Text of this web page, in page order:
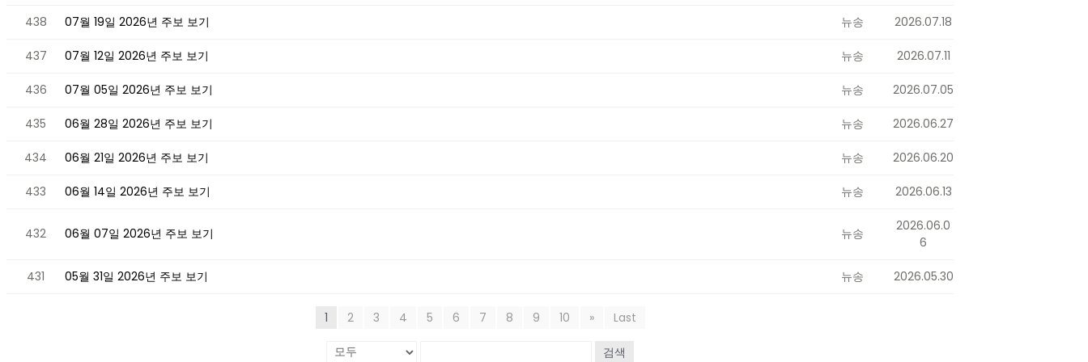
438 07월 19일 2026년 주보 보기 뉴송 2026.07.18
437 07월 12일 2026년 주보 보기 뉴송 2026.07.11
436 07월 05일 2026년 주보 보기 뉴송 2026.07.05
435 06월 28일 2026년 주보 보기 뉴송 2026.06.27
434 06월 21일 2026년 주보 보기 뉴송 2026.06.20
433 06월 14일 2026년 주보 보기 뉴송 2026.06.13
432 06월 07일 2026년 주보 보기 뉴송
2026.06.0
6
431 05월 31일 2026년 주보 보기 뉴송 2026.05.30
1 2 3 4 5 6 7 8 9 10 » Last
검색